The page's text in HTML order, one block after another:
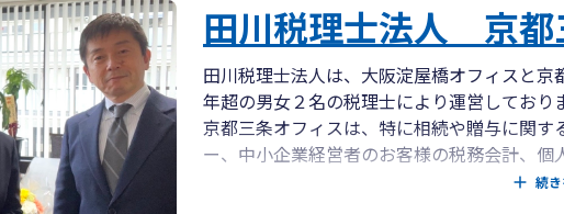
田川税理士法人 京都
田川税理士法人は、大阪淀屋橋オフィスと
年超の男女２名の税理士により運営しており
京都三条オフィスは、特に相続や贈与に関
ー、中小企業経営者のお客様の税務会計、
続